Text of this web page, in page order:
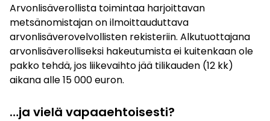
Arvonlisäverollista toimintaa harjoittavan
metsänomistajan on ilmoittauduttava
arvonlisäverovelvollisten rekisteriin. Alkutuottajana
arvonlisäverolliseksi hakeutumista ei kuitenkaan ole
pakko tehdä, jos liikevaihto jää tilikauden (12 kk)
aikana alle 15 000 euron.
…ja vielä vapaaehtoisesti?